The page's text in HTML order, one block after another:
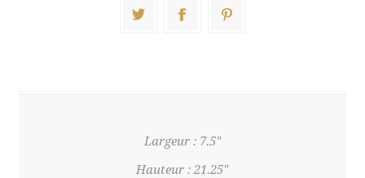
Largeur : 7.5"
Hauteur : 21.25"